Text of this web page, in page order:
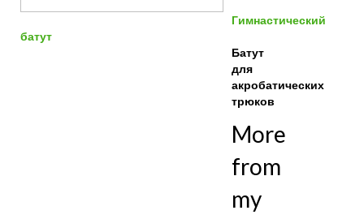
Гимнастический
батут
Батут
для
акробатических
трюков
More
from
my